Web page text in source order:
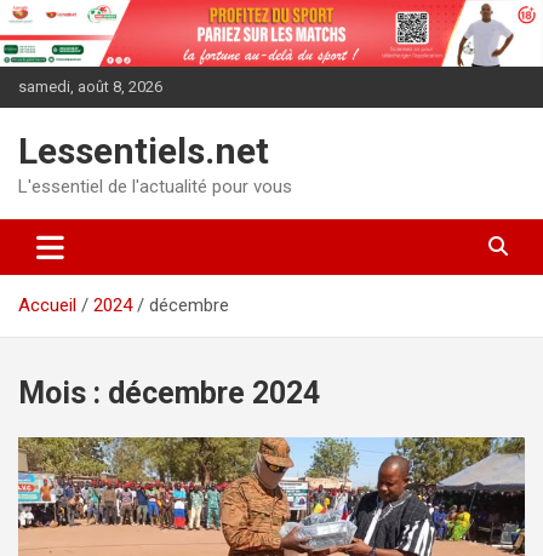
Aller
au
contenu
samedi, août 8, 2026
Lessentiels.net
L'essentiel de l'actualité pour vous
Accueil 2024 décembre
Mois : décembre 2024